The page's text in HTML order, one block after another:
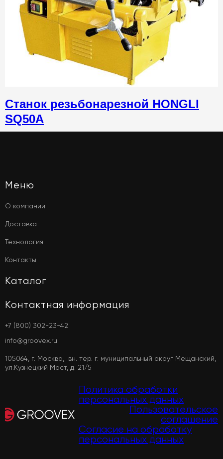
Станок резьбонарезной HONGLI
SQ50A
Меню
О компании
Доставка
Технология
Контакты
Каталог
Политика обработки
персональных данных
Пользовательское
соглашение
Согласие на обработку
персональных данных
Контактная информация
+7 (800) 302-23-42
info@groovex.ru
105064, г. Москва, вн. тер. г. муниципальный округ Мещанский,
ул.Кузнецкий Мост, д. 21/5